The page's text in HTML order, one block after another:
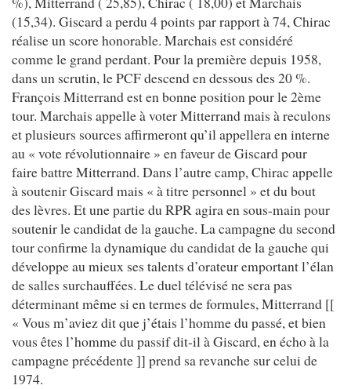
(15,34). Giscard a perdu 4 points par rapport à 74, Chirac
réalise un score honorable. Marchais est considéré
comme le grand perdant. Pour la première depuis 1958,
dans un scrutin, le PCF descend en dessous des 20 %.
François Mitterrand est en bonne position pour le 2ème
tour. Marchais appelle à voter Mitterrand mais à reculons
et plusieurs sources affirmeront qu’il appellera en interne
au « vote révolutionnaire » en faveur de Giscard pour
faire battre Mitterrand. Dans l’autre camp, Chirac appelle
à soutenir Giscard mais « à titre personnel » et du bout
des lèvres. Et une partie du RPR agira en sous-main pour
soutenir le candidat de la gauche. La campagne du second
tour confirme la dynamique du candidat de la gauche qui
développe au mieux ses talents d’orateur emportant l’élan
de salles surchauffées. Le duel télévisé ne sera pas
déterminant même si en termes de formules, Mitterrand [[
« Vous m’aviez dit que j’étais l’homme du passé, et bien
vous êtes l’homme du passif dit-il à Giscard, en écho à la
campagne précédente ]] prend sa revanche sur celui de
1974.